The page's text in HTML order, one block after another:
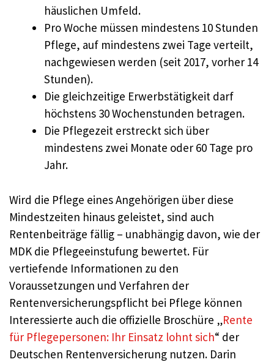
häuslichen Umfeld.
Pro Woche müssen mindestens 10 Stunden
Pflege, auf mindestens zwei Tage verteilt,
nachgewiesen werden (seit 2017, vorher 14
Stunden).
Die gleichzeitige Erwerbstätigkeit darf
höchstens 30 Wochenstunden betragen.
Die Pflegezeit erstreckt sich über
mindestens zwei Monate oder 60 Tage pro
Jahr.
Wird die Pflege eines Angehörigen über diese
Mindestzeiten hinaus geleistet, sind auch
Rentenbeiträge fällig – unabhängig davon, wie der
MDK die Pflegeeinstufung bewertet. Für
vertiefende Informationen zu den
Voraussetzungen und Verfahren der
Rentenversicherungspflicht bei Pflege können
Interessierte auch die offizielle Broschüre „Rente
für Pflegepersonen: Ihr Einsatz lohnt sich“ der
Deutschen Rentenversicherung nutzen. Darin